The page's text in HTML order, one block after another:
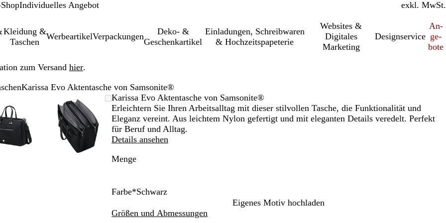
Individuelles Angebot inkl. MwSt.
exkl. MwSt.
Kleidung &
Taschen
WerbeartikelVerpackungen
Deko- &
Geschenkartikel
Einl­a­dung­en, Schreib­wa­ren
& Hochzeitspapeterie
Websites &
Digitales
Marketing
Designservice
An­­
ge­­
bo­­te
zum Versand hier.
Karissa Evo Aktentasche von Samsonite®
Vergrößer-/verkleinerbares
Bild
auf
Minimum
zum
Vergrößern
Sie
die
Tasten
und
Vergrößer-/verkleinerbares
Bild
Zoom
auf
Minimum
Klicken
zum
Vergrößern
Verwenden
Sie
die
Tasten
+
und
Pfeiltasten
Karissa Evo Aktentasche von Samsonite®
Erleichtern Sie Ihren Arbeitsalltag mit dieser stilvollen Tasche, die Funktionalität und
Eleganz vereint. Aus leichtem Nylon gefertigt und mit eleganten Details veredelt. Perfekt
für Beruf und Alltag.
Details ansehen
Menge
Farbe*Schwarz
c
a
Eigenes Motiv hochladen
Größen und Abmessungen